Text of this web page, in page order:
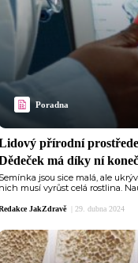
Poradna
přírodní
má díky ní
Semínka jsou sice malá, ale
nich musí vyrůst celá rostlina.
JakZdravě 29. dubna 2024